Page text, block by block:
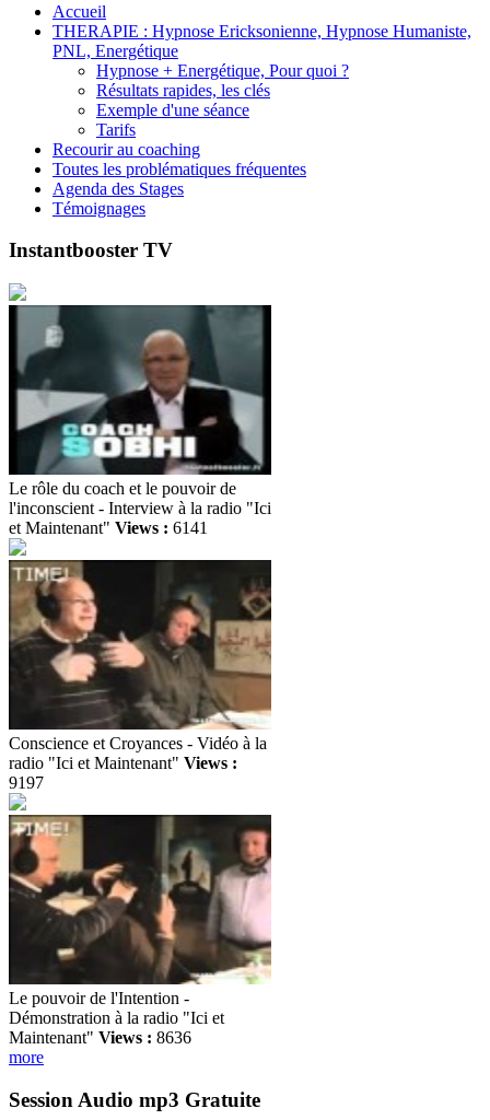
Accueil
THERAPIE : Hypnose Ericksonienne, Hypnose Humaniste,
PNL, Energétique
Hypnose + Energétique, Pour quoi ?
Résultats rapides, les clés
Exemple d'une séance
Tarifs
Recourir au coaching
Toutes les problématiques fréquentes
Agenda des Stages
Témoignages
Instantbooster TV
Le rôle du coach et le pouvoir de
l'inconscient - Interview à la radio "Ici
et Maintenant" Views : 6141
Conscience et Croyances - Vidéo à la
radio "Ici et Maintenant" Views :
9197
Le pouvoir de l'Intention -
Démonstration à la radio "Ici et
Maintenant" Views : 8636
more
Session Audio mp3 Gratuite